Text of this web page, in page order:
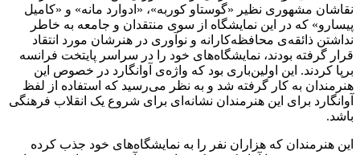
نقاشان مشهوری نظیر «گوستاو کوربه»، «ادوارد مانه» و «کامیل
پیسارو» که در این نمایشگاه از سوی منتقدان و جامعه به خاطر
نداشتن ذائقه‌ی محافظه‌کارانه و نوآوری در هنرشان مورد انتقاد
قرار گرفته بودند، نمایشگاه‌های خود را در سراسر پایتخت فرانسه
برپا کردند. این اولین‌باری بود که واژه‌ی آوانگارد در خصوص این
هنرمندان به کار گرفته شد و به نظر می‌رسید که استفاده از لفظ
آوانگارد برای این هنرمندان نشانه‌ای برای شروع یک انقلاب فرهنگی
باشد.
این هنرمندان که هزاران نفر را به نمایشگاه‌های خود جذب کرده